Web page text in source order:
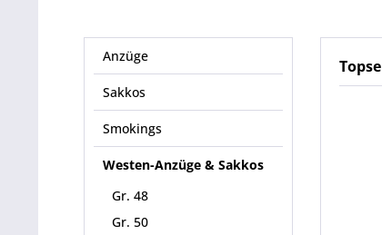
Anzüge
Sakkos
Smokings
Westen-Anzüge & Sakkos
Gr. 48
Gr. 50